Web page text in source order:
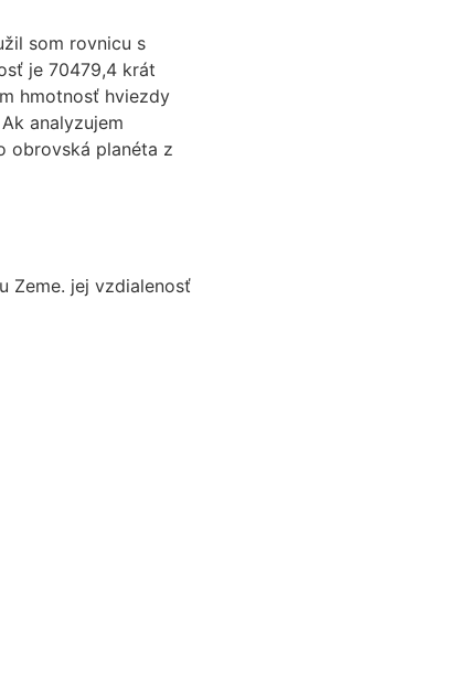
som rovnicu s
je 70479,4 krát
hmotnosť hviezdy
analyzujem
obrovská planéta z
Zeme. jej vzdialenosť